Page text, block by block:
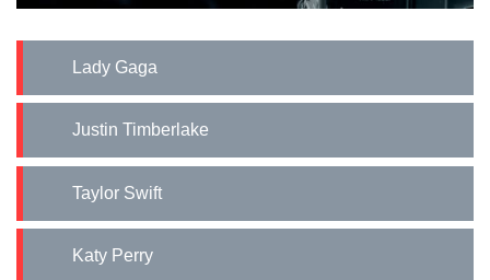
Lady Gaga
Justin Timberlake
Taylor Swift
Katy Perry